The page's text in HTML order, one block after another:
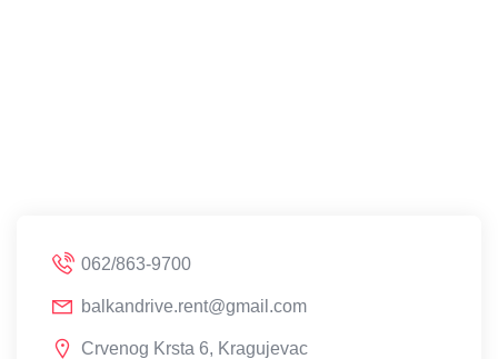
062/863-9700
balkandrive.rent@gmail.com
Crvenog Krsta 6, Kragujevac